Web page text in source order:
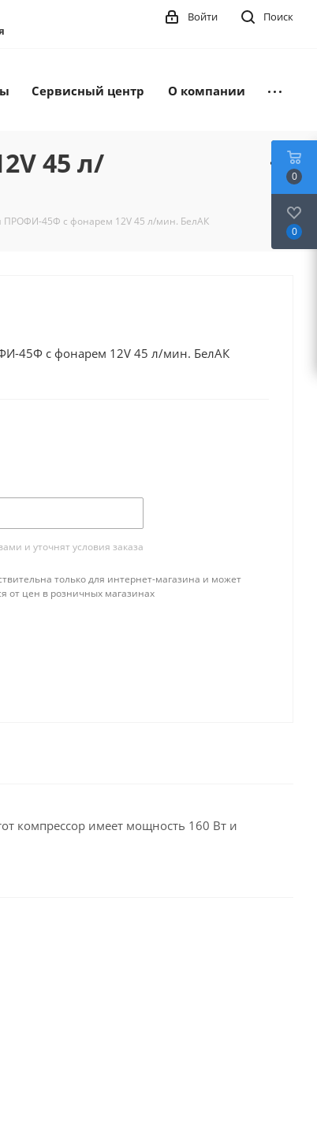
Поиск
Войти
Сервисный центр О компании
45 л/
ПРОФИ-45Ф с фонарем 12V 45 л/мин. БелАК
45Ф с фонарем 12V 45 л/мин. БелАК
и уточнят условия заказа
только для интернет-магазина и может
от цен в розничных магазинах
компрессор имеет мощность 160 Вт и
0
0